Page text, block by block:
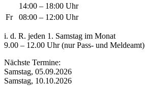
14:00 – 18:00 Uhr
Fr
08:00 – 12:00 Uhr
i. d. R. jeden 1. Samstag im Monat
9.00 – 12.00 Uhr (nur Pass- und Meldeamt)
Nächste Termine:
Samstag, 05.09.2026
Samstag, 10.10.2026